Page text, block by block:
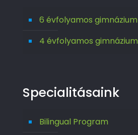
6 évfolyamos gimnázium
4 évfolyamos gimnázium
Specialitásaink
Bilingual Program